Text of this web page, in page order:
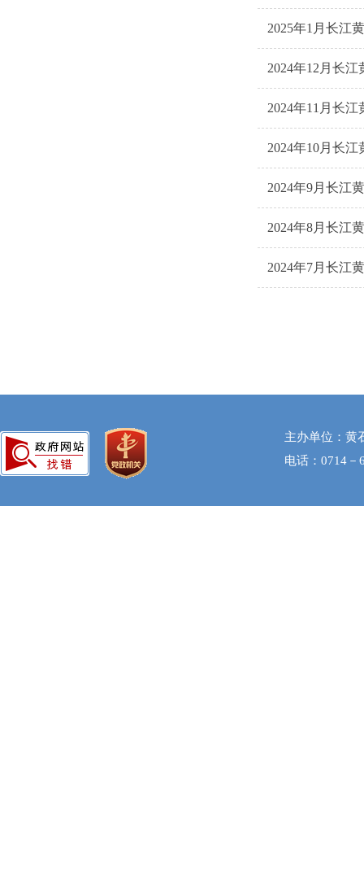
2025年1月长江
2024年12月长
2024年11月长
2024年10月长
2024年9月长江
2024年8月长江
2024年7月长江
主办单位：
电话：0714